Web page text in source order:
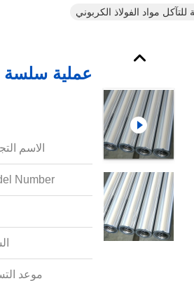
مواد الفولاذ الكربوني
عملية
الاسم
Number:
موعد